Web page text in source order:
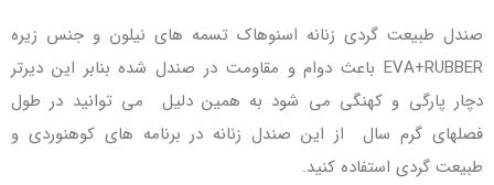
صندل طبیعت گردی زنانه اسنوهاک تسمه های نیلون و جنس زیره
EVA+RUBBER باعث دوام و مقاومت در صندل شده بنابر این دیرتر
دچار پارگی و کهنگی می شود به همین دلیل می توانید در طول
فصلهای گرم سال از این صندل زنانه در برنامه های کوهنوردی و
طبیعت گردی استفاده کنید.